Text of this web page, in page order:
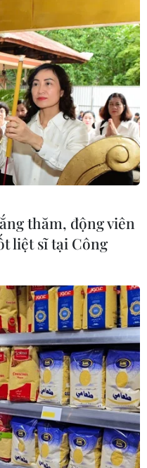
thăm, động viên
liệt sĩ tại Công